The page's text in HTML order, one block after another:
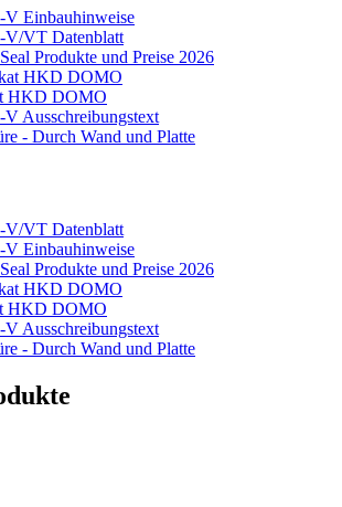
Einbauhinweise
VT Datenblatt
Produkte und Preise 2026
HKD DOMO
HKD DOMO
Ausschreibungstext
- Durch Wand und Platte
VT Datenblatt
Einbauhinweise
Produkte und Preise 2026
HKD DOMO
HKD DOMO
Ausschreibungstext
- Durch Wand und Platte